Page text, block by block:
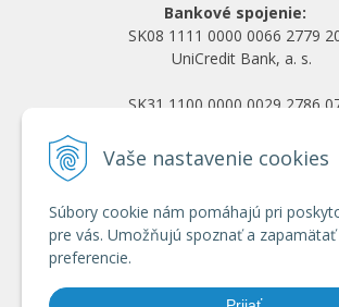
Vaše nastavenie cookies
Súbory cookie nám pomáhajú pri
pre vás. Umožňujú spoznať a zapamätať
preferencie.
Bankové spojenie:
SK08 1111 0000 0066 2779
UniCredit Bank, a. s.
SK31 1100 0000 0029 2786
Obchodné podmienky
Ochrana osobných údajov
Doprava a platba